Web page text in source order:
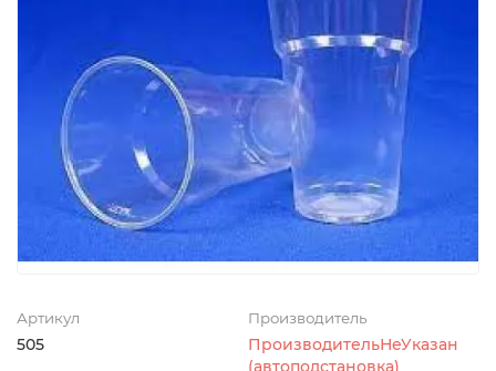
Артикул
505
Производитель
ПроизводительНеУказан
(автоподстановка)